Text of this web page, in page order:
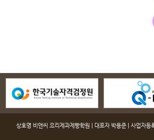
상호명 비앤씨 요리제과제빵학원 | 대표자 박용준 | 사